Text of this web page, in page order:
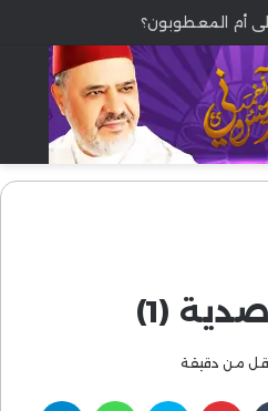
أم المعطوبون؟
(1)
من دقيقة
بينتيريست سكايب واتساب